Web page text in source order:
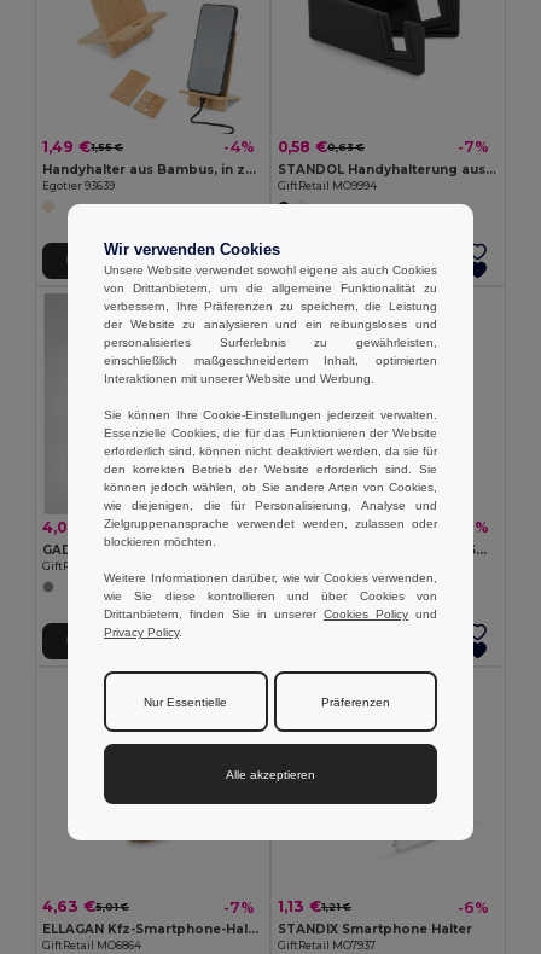
1,49 €1,55 € -4%
Handyhalter aus Bambus, in zwei Teile zerlegbar
Egotier 93639
In den Warenkorb
0,58 €0,63 € -7%
STANDOL Handyhalterung aus Bambus/ABS
GiftRetail MO9994
4,03 € 4,38 € -8%
GiftRetail MO6393
In den Warenkorb
1,51 €1,67 € -10%
SMAG LARGE Wasserdichte Smartphone-Hülle
4,63 €5,01 € -7%
ELLAGAN Kfz-Smartphone-Halter
GiftRetail MO6864
1,13 €1,21 € -6%
STANDIX Smartphone Halter
GiftRetail MO7937
Wir verwenden Cookies
Unsere Website verwendet sowohl eigene als auch Cookies
von Drittanbietern, um die allgemeine Funktionalität zu
verbessern, Ihre Präferenzen zu speichern, die Leistung
der Website zu analysieren und ein reibungsloses und
personalisiertes Surferlebnis zu gewährleisten,
einschließlich maßgeschneidertem Inhalt, optimierten
Interaktionen mit unserer Website und Werbung.
Sie können Ihre Cookie-Einstellungen jederzeit verwalten.
Essenzielle Cookies, die für das Funktionieren der Website
erforderlich sind, können nicht deaktiviert werden, da sie für
den korrekten Betrieb der Website erforderlich sind. Sie
können jedoch wählen, ob Sie andere Arten von Cookies,
wie diejenigen, die für Personalisierung, Analyse und
Zielgruppenansprache verwendet werden, zulassen oder
blockieren möchten.
Weitere Informationen darüber, wie wir Cookies verwenden,
wie Sie diese kontrollieren und über Cookies von
Drittanbietern, finden Sie in unserer Cookies Policy und
Privacy Policy.
Nur Essentielle Präferenzen
Alle akzeptieren